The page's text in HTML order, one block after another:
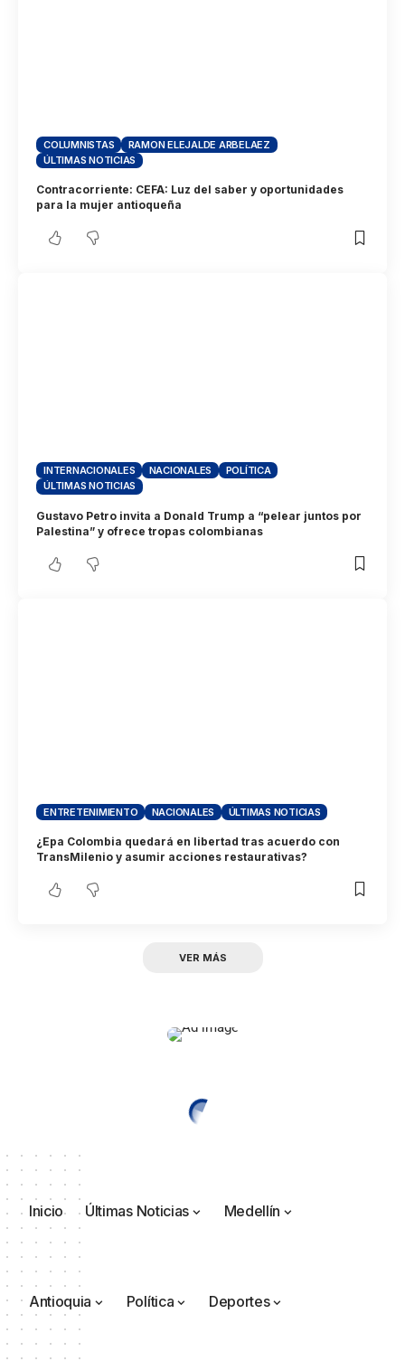
COLUMNISTAS
RAMON ELEJALDE ARBELAEZ
ÚLTIMAS NOTICIAS
Contracorriente: CEFA: Luz del saber y oportunidades
para la mujer antioqueña
INTERNACIONALES NACIONALES
POLÍTICA
ÚLTIMAS NOTICIAS
Gustavo Petro invita a Donald Trump a “pelear juntos por
Palestina” y ofrece tropas colombianas
ENTRETENIMIENTO NACIONALES ÚLTIMAS NOTICIAS
¿Epa Colombia quedará en libertad tras acuerdo con
TransMilenio y asumir acciones restaurativas?
VER MÁS
Inicio Últimas Noticias Medellín
Antioquia Política Deportes